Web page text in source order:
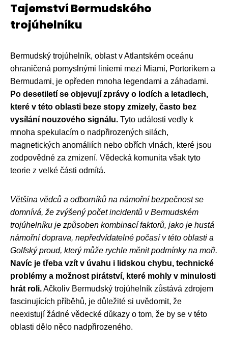
Tajemství Bermudského
trojúhelníku
Bermudský trojúhelník, oblast v Atlantském oceánu
ohraničená pomyslnými liniemi mezi Miami, Portorikem a
Bermudami, je opředen mnoha legendami a záhadami.
Po desetiletí se objevují zprávy o lodích a letadlech,
které v této oblasti beze stopy zmizely, často bez
vysílání nouzového signálu. Tyto události vedly k
mnoha spekulacím o nadpřirozených silách,
magnetických anomáliích nebo obřích vlnách, které jsou
zodpovědné za zmizení. Vědecká komunita však tyto
teorie z velké části odmítá.
Většina vědců a odborníků na námořní bezpečnost se
domnívá, že zvýšený počet incidentů v Bermudském
trojúhelníku je způsoben kombinací faktorů, jako je hustá
námořní doprava, nepředvídatelné počasí v této oblasti a
Golfský proud, který může rychle měnit podmínky na moři.
Navíc je třeba vzít v úvahu i lidskou chybu, technické
problémy a možnost pirátství, které mohly v minulosti
hrát roli.Ačkoliv Bermudský trojúhelník zůstává zdrojem
fascinujících příběhů, je důležité si uvědomit, že
neexistují žádné vědecké důkazy o tom, že by se v této
oblasti dělo něco nadpřirozeného.